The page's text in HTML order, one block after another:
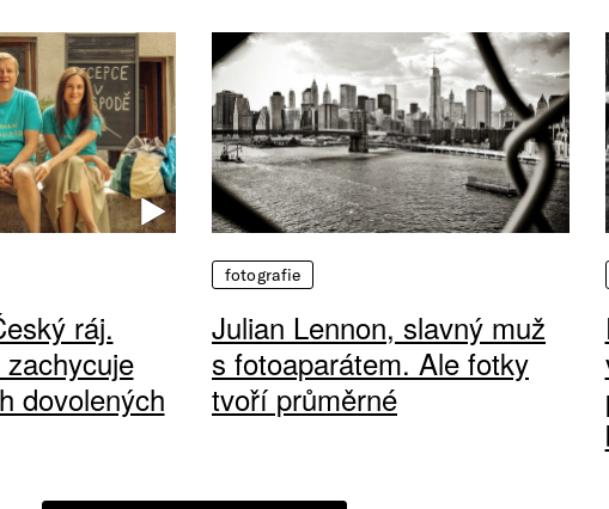
ráj.
dovolených
fotografie
Julian Lennon, slavný muž
s fotoaparátem. Ale fotky
tvoří průměrné